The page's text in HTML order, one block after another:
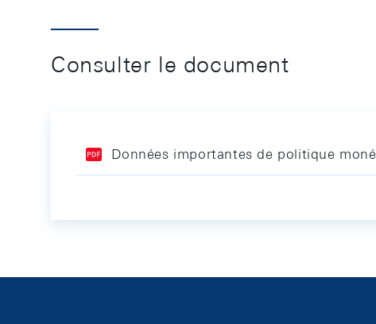
Consulter le document
Données importantes de politique